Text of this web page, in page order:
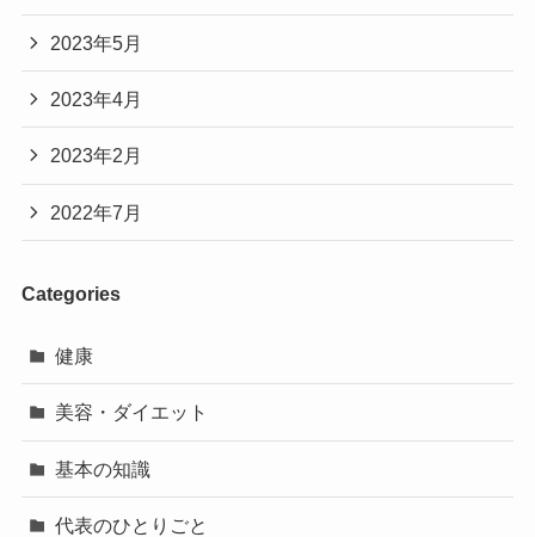
2023年5月
2023年4月
2023年2月
2022年7月
Categories
健康
美容・ダイエット
基本の知識
代表のひとりごと